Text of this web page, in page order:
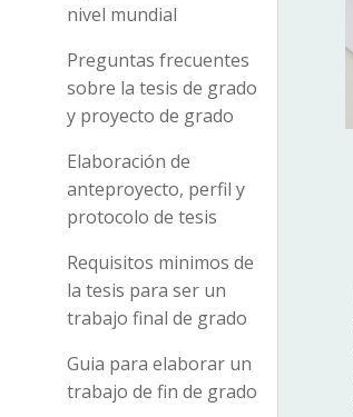
nivel mundial
Preguntas frecuentes
sobre la tesis de grado
y proyecto de grado
Elaboración de
anteproyecto, perfil y
protocolo de tesis
Requisitos minimos de
la tesis para ser un
trabajo final de grado
Guia para elaborar un
trabajo de fin de grado